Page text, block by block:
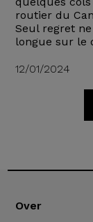
routier du
Seul regret
longue sur le
12/01/2024
Over